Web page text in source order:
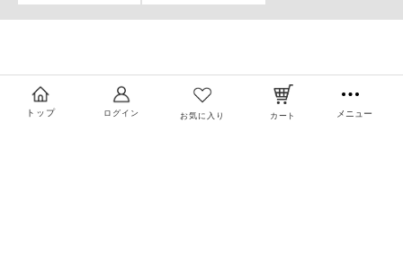
トップ ログイン お気に入り カート メニュー